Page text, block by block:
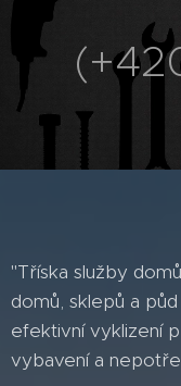
"Tříska služby
domů, sklepů a
efektivní vyklizení
vybavení a